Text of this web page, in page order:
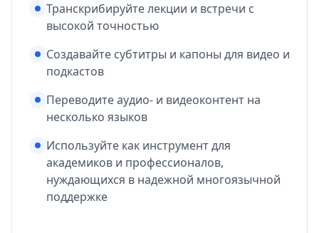
Транскрибируйте лекции и встречи с
высокой точностью
Создавайте субтитры и капоны для видео и
подкастов
Переводите аудио- и видеоконтент на
несколько языков
Используйте как инструмент для
академиков и профессионалов,
нуждающихся в надежной многоязычной
поддержке